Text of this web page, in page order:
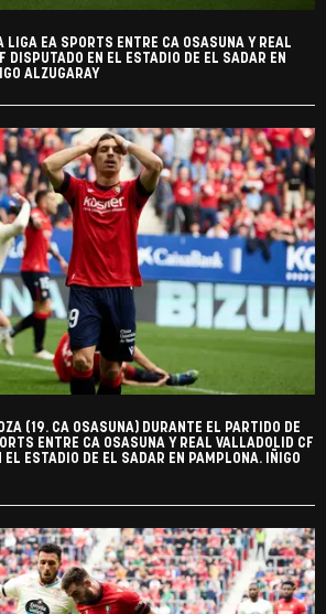
LIGA EA SPORTS ENTRE CA OSASUNA Y REAL
DISPUTADO EN EL ESTADIO DE EL SADAR EN
ALZUGARAY
(19. CA OSASUNA) DURANTE EL PARTIDO DE
ENTRE CA OSASUNA Y REAL VALLADOLID CF
EL ESTADIO DE EL SADAR EN PAMPLONA. IÑIGO